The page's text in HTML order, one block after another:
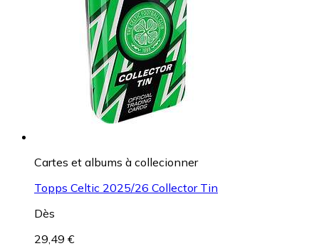
Cartes et albums à collecionner
Topps Celtic 2025/26 Collector Tin
Dès
29,49 €